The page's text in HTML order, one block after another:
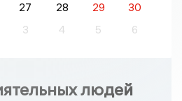
27 28 29
30
3 4 5 6
людей